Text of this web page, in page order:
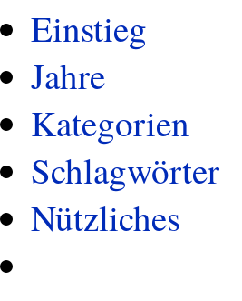
Einstieg
Jahre
Kategorien
Schlagwörter
Nützliches